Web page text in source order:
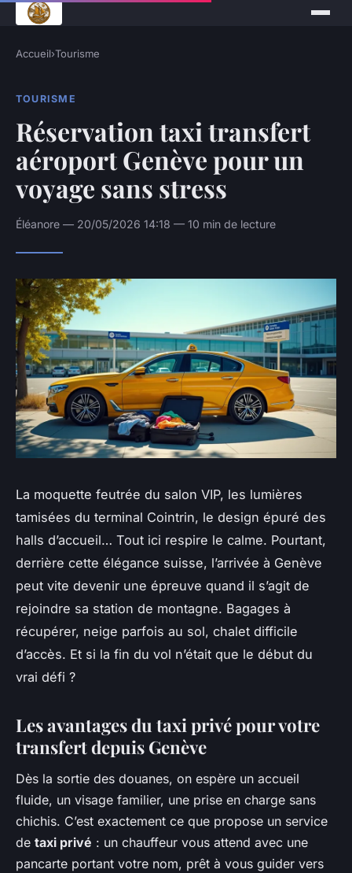
Accueil›Tourisme
TOURISME
Réservation taxi transfert
aéroport Genève pour un
voyage sans stress
Éléanore — 20/05/2026 14:18 — 10 min de lecture
La moquette feutrée du salon VIP, les lumières
tamisées du terminal Cointrin, le design épuré des
halls d’accueil… Tout ici respire le calme. Pourtant,
derrière cette élégance suisse, l’arrivée à Genève
peut vite devenir une épreuve quand il s’agit de
rejoindre sa station de montagne. Bagages à
récupérer, neige parfois au sol, chalet difficile
d’accès. Et si la fin du vol n’était que le début du
vrai défi ?
Les avantages du taxi privé pour votre
transfert depuis Genève
Dès la sortie des douanes, on espère un accueil
fluide, un visage familier, une prise en charge sans
chichis. C’est exactement ce que propose un service
de taxi privé : un chauffeur vous attend avec une
pancarte portant votre nom, prêt à vous guider vers